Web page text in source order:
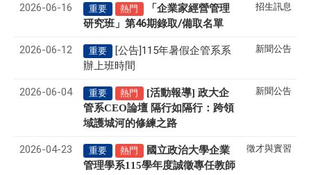
2026-06-16 重要 熱門
「企業家經營管理
研究班」第46期錄取/備取名單
招生訊息
2026-06-12 重要
[公告]115年暑假企管系系
辦上班時間
新聞公告
2026-06-04 重要 熱門
[活動報導] 政大企
管系CEO論壇 隔行如隔行：跨領
域護城河的修練之路
新聞公告
2026-04-23 重要 熱門
國立政治大學企業
管理學系115學年度誠徵專任教師
徵才與實習